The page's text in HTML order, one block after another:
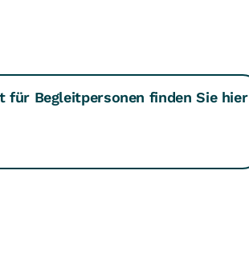
für Begleitpersonen finden Sie hier